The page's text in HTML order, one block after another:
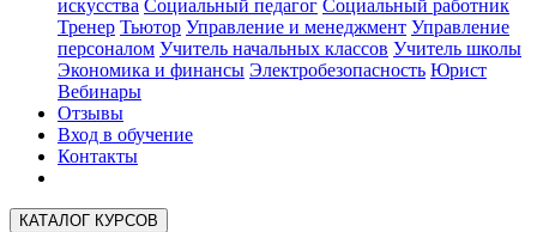
искусства Социальный педагог Социальный работник
Тренер Тьютор Управление и менеджмент Управление
персоналом Учитель начальных классов Учитель школы
Экономика и финансы Электробезопасность Юрист
Вебинары
Отзывы
Вход в обучение
Контакты
КАТАЛОГ КУРСОВ